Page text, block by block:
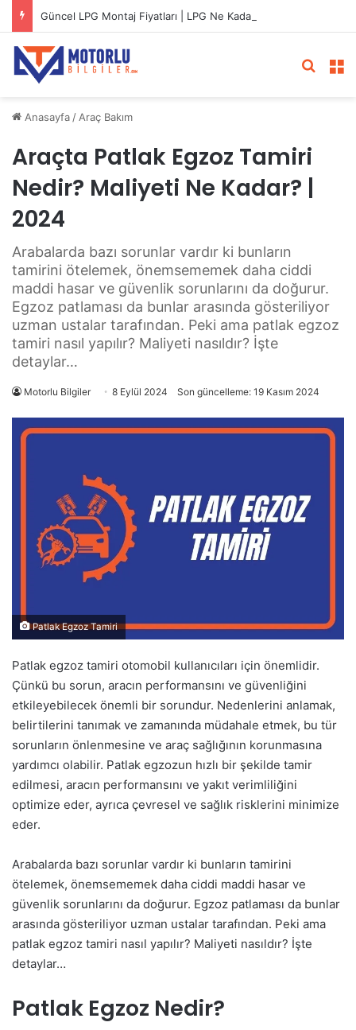
Güncel LPG Montaj Fiyatları | LPG Ne Kadara Takılır?
Anasayfa / Araç Bakım
Araçta Patlak Egzoz Tamiri
Nedir? Maliyeti Ne Kadar? |
2024
Arabalarda bazı sorunlar vardır ki bunların
tamirini ötelemek, önemsememek daha ciddi
maddi hasar ve güvenlik sorunlarını da doğurur.
Egzoz patlaması da bunlar arasında gösteriliyor
uzman ustalar tarafından. Peki ama patlak egzoz
tamiri nasıl yapılır? Maliyeti nasıldır? İşte
detaylar…
Motorlu Bilgiler 8 Eylül 2024 Son güncelleme: 19 Kasım 2024
Patlak Egzoz Tamiri
Patlak egzoz tamiri otomobil kullanıcıları için önemlidir.
Çünkü bu sorun, aracın performansını ve güvenliğini
etkileyebilecek önemli bir sorundur. Nedenlerini anlamak,
belirtilerini tanımak ve zamanında müdahale etmek, bu tür
sorunların önlenmesine ve araç sağlığının korunmasına
yardımcı olabilir. Patlak egzozun hızlı bir şekilde tamir
edilmesi, aracın performansını ve yakıt verimliliğini
optimize eder, ayrıca çevresel ve sağlık risklerini minimize
eder.
Arabalarda bazı sorunlar vardır ki bunların tamirini
ötelemek, önemsememek daha ciddi maddi hasar ve
güvenlik sorunlarını da doğurur. Egzoz patlaması da bunlar
arasında gösteriliyor uzman ustalar tarafından. Peki ama
patlak egzoz tamiri nasıl yapılır? Maliyeti nasıldır? İşte
detaylar…
Patlak Egzoz Nedir?